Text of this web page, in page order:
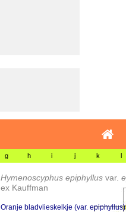
g h i j k l
Hymenoscyphus epiphyllus var.
ex Kauffman
Oranje bladvlieskelkje (var. epiphyllus)